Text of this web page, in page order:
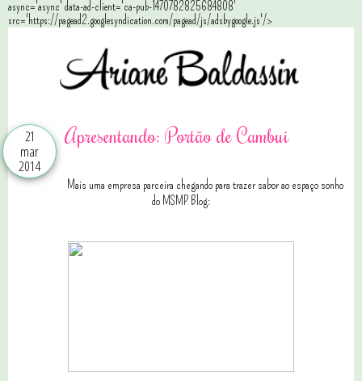
async='async' data-ad-client='ca-pub-1470782825684808'
src='https://pagead2.googlesyndication.com/pagead/js/adsbygoogle.js'/>
21
mar
2014
Apresentando: Portão de Cambuí
Mais uma empresa parceira chegando para trazer sabor ao espaço sonho
do MSMP Blog: